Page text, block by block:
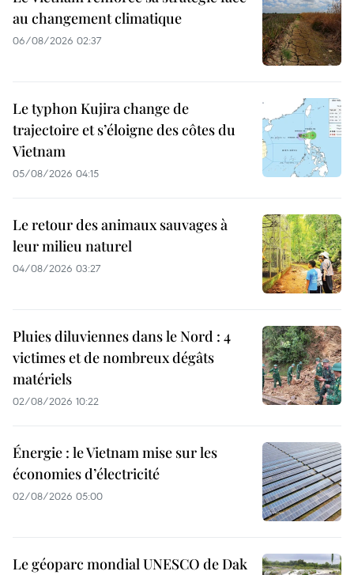
au changement climatique
06/08/2026 02:37
Le typhon Kujira change de
trajectoire et s’éloigne des côtes du
Vietnam
05/08/2026 04:15
Le retour des animaux sauvages à
leur milieu naturel
04/08/2026 03:27
Pluies diluviennes dans le Nord : 4
victimes et de nombreux dégâts
matériels
02/08/2026 10:22
Énergie : le Vietnam mise sur les
économies d’électricité
02/08/2026 05:00
Le géoparc mondial UNESCO de Dak